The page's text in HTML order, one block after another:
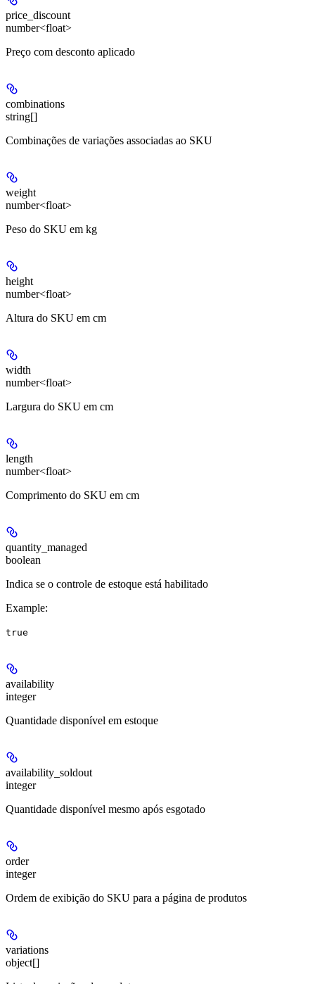
price_discount
number<float>
Preço com desconto aplicado
combinations
string[]
Combinações de variações associadas ao SKU
weight
number<float>
Peso do SKU em kg
height
number<float>
Altura do SKU em cm
width
number<float>
Largura do SKU em cm
length
number<float>
Comprimento do SKU em cm
quantity_managed
boolean
Indica se o controle de estoque está habilitado
Example:
true
availability
integer
Quantidade disponível em estoque
availability_soldout
integer
Quantidade disponível mesmo após esgotado
order
integer
Ordem de exibição do SKU para a página de produtos
variations
object[]